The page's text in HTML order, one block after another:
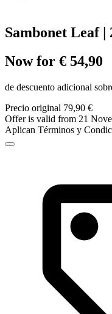
Sambonet Leaf |
Now for € 54,90
de descuento adicional
Precio original 79,90 €
Offer is valid from 21
Aplican Términos y